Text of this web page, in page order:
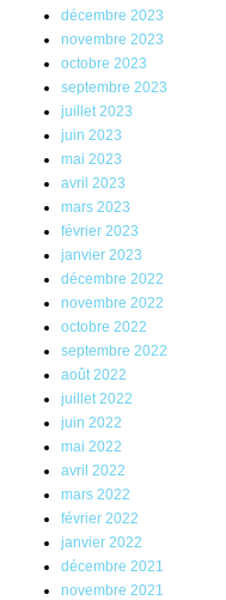
décembre 2023
novembre 2023
octobre 2023
septembre 2023
juillet 2023
juin 2023
mai 2023
avril 2023
mars 2023
février 2023
janvier 2023
décembre 2022
novembre 2022
octobre 2022
septembre 2022
août 2022
juillet 2022
juin 2022
mai 2022
avril 2022
mars 2022
février 2022
janvier 2022
décembre 2021
novembre 2021